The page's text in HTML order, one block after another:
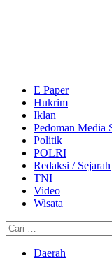
E Paper
Hukrim
Iklan
Pedoman Media
Politik
POLRI
Redaksi / Sejarah
TNI
Video
Wisata
Cari
untuk:
Daerah